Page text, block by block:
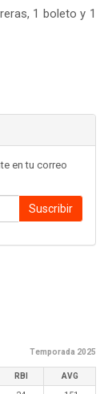
1 boleto y 1
en tu correo
Suscribir
Temporada 2025
RBI AVG